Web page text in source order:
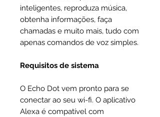
inteligentes, reproduza música,
obtenha informações, faça
chamadas e muito mais, tudo com
apenas comandos de voz simples.
Requisitos de sistema
O Echo Dot vem pronto para se
conectar ao seu wi-fi. O aplicativo
Alexa é compatível com